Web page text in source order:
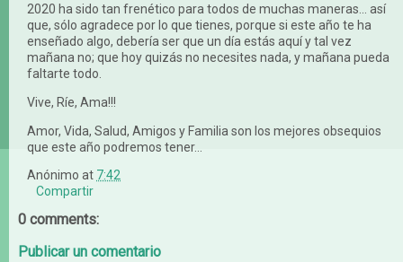
2020 ha sido tan frenético para todos de muchas maneras... así
que, sólo agradece por lo que tienes, porque si este año te ha
enseñado algo, debería ser que un día estás aquí y tal vez
mañana no; que hoy quizás no necesites nada, y mañana pueda
faltarte todo.
Vive, Ríe, Ama!!!
Amor, Vida, Salud, Amigos y Familia son los mejores obsequios
que este año podremos tener...
Anónimo at 7:42
Compartir
0 comments:
Publicar un comentario